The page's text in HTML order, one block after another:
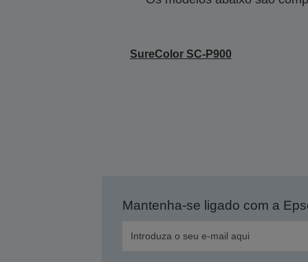
SureColor SC-P900
Mantenha-se ligado com a